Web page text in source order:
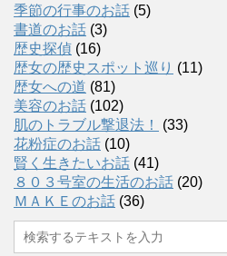
季節の行事のお話 (5)
書道のお話 (3)
歴史探偵 (16)
歴女の歴史スポット巡り (11)
歴女への道 (81)
美容のお話 (102)
肌のトラブル撃退法！
(33)
花粉症のお話 (10)
賢く生きたいお話 (41)
８０３号室の生活のお話 (20)
ＭＡＫＥのお話 (36)